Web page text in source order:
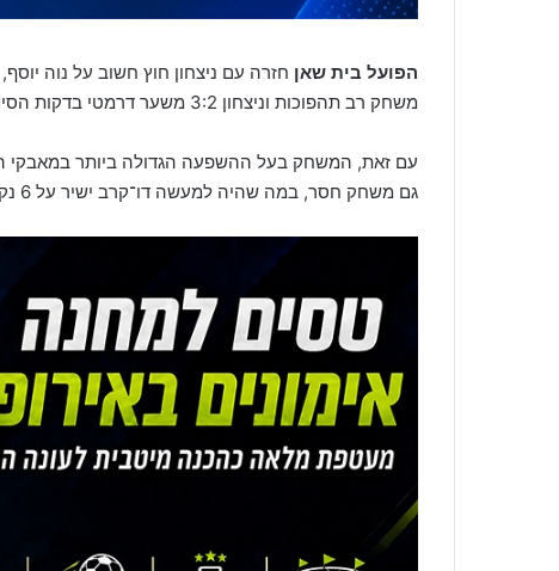
הפועל בית שאן חזרה עם ניצחון חוץ חשוב על נוה יוסף,
משחק רב תהפוכות וניצחון 3:2 משער דרמטי בדקות הסיום, ו
עם זאת, המשחק בעל ההשפעה הגדולה ביותר במאבקי
גם משחק חסר, במה שהיה למעשה דו־קרב ישיר על 6 נקודות.